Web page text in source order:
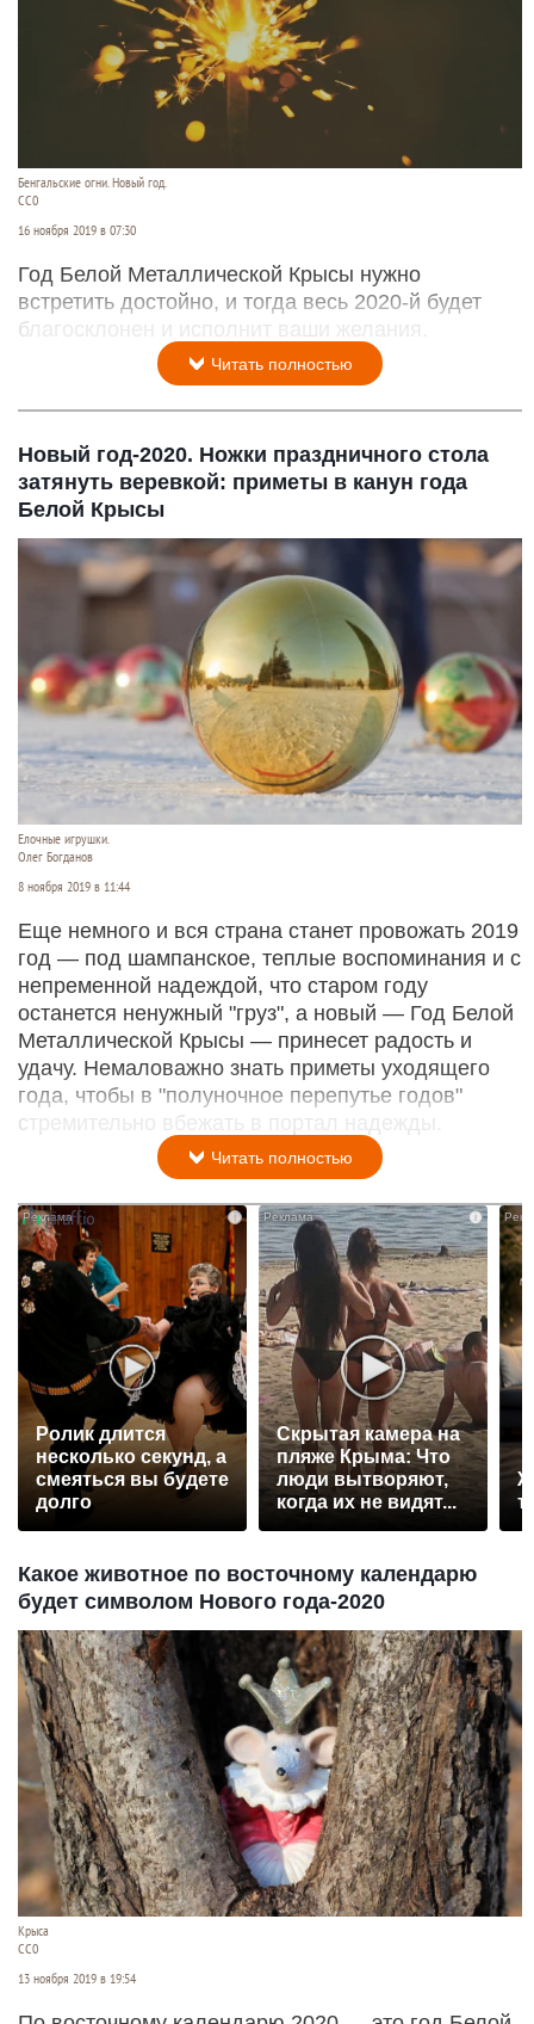
Бенгальские огни. Новый год.
СС0
16 ноября 2019 в 07:30
Год Белой Металлической Крысы нужно
встретить достойно, и тогда весь 2020-й будет
благосклонен и исполнит ваши желания.
Читать полностью
Новый год-2020. Ножки праздничного стола
затянуть веревкой: приметы в канун года
Белой Крысы
Елочные игрушки.
Олег Богданов
8 ноября 2019 в 11:44
Еще немного и вся страна станет провожать 2019
год — под шампанское, теплые воспоминания и с
непременной надеждой, что старом году
останется ненужный "груз", а новый — Год Белой
Металлической Крысы — принесет радость и
удачу. Немаловажно знать приметы уходящего
года, чтобы в "полуночное перепутье годов"
стремительно вбежать в портал надежды.
Читать полностью
Ролик длится
несколько секунд, а
смеяться вы будете
долго
i
Скрытая камера на
пляже Крыма: Что
люди вытворяют,
когда их не видят...
Какое животное по восточному календарю
будет символом Нового года-2020
Крыса
СС0
13 ноября 2019 в 19:54